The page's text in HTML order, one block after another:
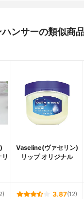
ンサーの類似商品
Vaseline(ヴァセリン)
リップ オリジナル
3.87(12)